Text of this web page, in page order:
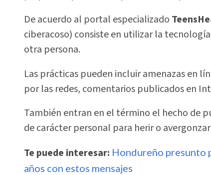
De acuerdo al portal especializado
ciberacoso) consiste en utilizar la
otra persona.
Las prácticas pueden incluir amenazas en
por las redes, comentarios publicados en
También entran en el término el hecho de
de carácter personal para herir o
Te puede interesar: Hondureño presunto
años con estos mensajes